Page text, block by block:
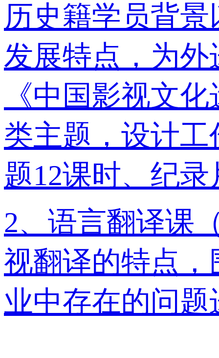
历史籍学员背
发展特点，为
《中国影视文
类主题，设计
题12课时、纪
2、语言翻译课
视翻译的特点
业中存在的问